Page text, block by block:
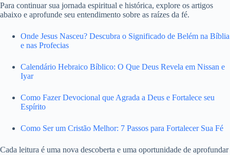
Para continuar sua jornada espiritual e histórica, explore os artigos
abaixo e aprofunde seu entendimento sobre as raízes da fé.
Onde Jesus Nasceu? Descubra o Significado de Belém na Bíblia
e nas Profecias
Calendário Hebraico Bíblico: O Que Deus Revela em Nissan e
Iyar
Como Fazer Devocional que Agrada a Deus e Fortalece seu
Espírito
Como Ser um Cristão Melhor: 7 Passos para Fortalecer Sua Fé
Cada leitura é uma nova descoberta e uma oportunidade de aprofundar